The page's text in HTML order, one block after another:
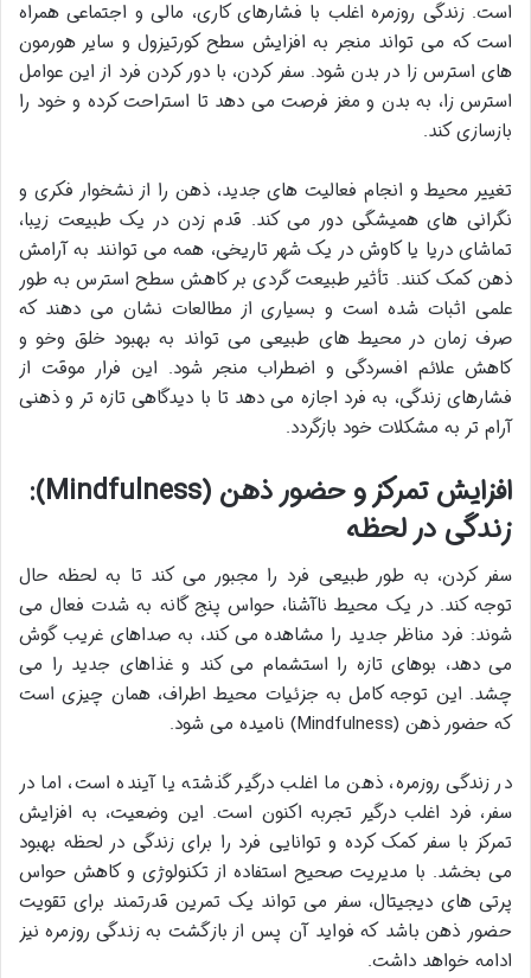
است. زندگی روزمره اغلب با فشارهای کاری، مالی و اجتماعی همراه
است که می تواند منجر به افزایش سطح کورتیزول و سایر هورمون
های استرس زا در بدن شود. سفر کردن، با دور کردن فرد از این عوامل
استرس زا، به بدن و مغز فرصت می دهد تا استراحت کرده و خود را
بازسازی کند.
تغییر محیط و انجام فعالیت های جدید، ذهن را از نشخوار فکری و
نگرانی های همیشگی دور می کند. قدم زدن در یک طبیعت زیبا،
تماشای دریا یا کاوش در یک شهر تاریخی، همه می توانند به آرامش
ذهن کمک کنند. تأثیر طبیعت گردی بر کاهش سطح استرس به طور
علمی اثبات شده است و بسیاری از مطالعات نشان می دهند که
صرف زمان در محیط های طبیعی می تواند به بهبود خلق وخو و
کاهش علائم افسردگی و اضطراب منجر شود. این فرار موقت از
فشارهای زندگی، به فرد اجازه می دهد تا با دیدگاهی تازه تر و ذهنی
آرام تر به مشکلات خود بازگردد.
افزایش تمرکز و حضور ذهن (Mindfulness):
زندگی در لحظه
سفر کردن، به طور طبیعی فرد را مجبور می کند تا به لحظه حال
توجه کند. در یک محیط ناآشنا، حواس پنج گانه به شدت فعال می
شوند: فرد مناظر جدید را مشاهده می کند، به صداهای غریب گوش
می دهد، بوهای تازه را استشمام می کند و غذاهای جدید را می
چشد. این توجه کامل به جزئیات محیط اطراف، همان چیزی است
که حضور ذهن (Mindfulness) نامیده می شود.
در زندگی روزمره، ذهن ما اغلب درگیر گذشته یا آینده است، اما در
سفر، فرد اغلب درگیر تجربه اکنون است. این وضعیت، به افزایش
تمرکز با سفر کمک کرده و توانایی فرد را برایزندگی در لحظه بهبود
می بخشد. با مدیریت صحیح استفاده از تکنولوژی و کاهش حواس
پرتی های دیجیتال، سفر می تواند یک تمرین قدرتمند برای تقویت
حضور ذهن باشد که فواید آن پس از بازگشت به زندگی روزمره نیز
ادامه خواهد داشت.